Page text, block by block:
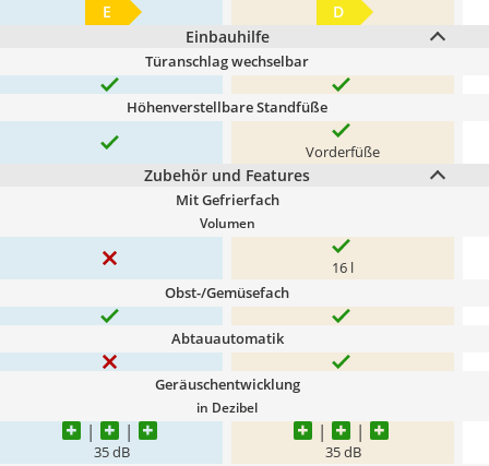
E
D
Einbauhilfe
Türanschlag wechselbar
Höhenverstellbare Standfüße
Vorderfüße
Zubehör und Features
Mit Gefrierfach
Volumen
16 l
Obst-/Gemüsefach
Abtauautomatik
Geräuschentwicklung
in Dezibel
35 dB 35 dB